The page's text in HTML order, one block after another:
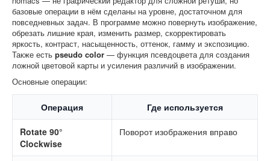
базовые операции в нём сделаны на уровне, достаточном для
повседневных задач. В программе можно повернуть изображение,
обрезать лишние края, изменить размер, скорректировать
яркость, контраст, насыщенность, оттенок, гамму и экспозицию.
Также есть pseudo color — функция псевдоцвета для создания
ложной цветовой карты и усиления различий в изображении.
Основные операции:
Операция Где используется
Rotate 90°
Clockwise
Поворот изображения вправо